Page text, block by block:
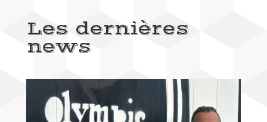
Les dernières
news